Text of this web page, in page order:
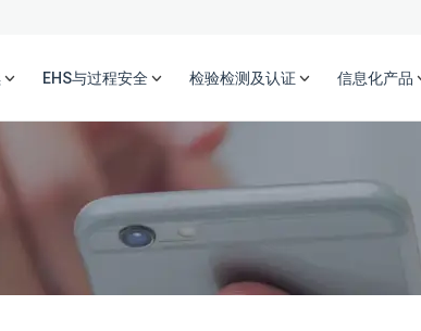
EHS与过程安全 检验检测及认证 信息化产品